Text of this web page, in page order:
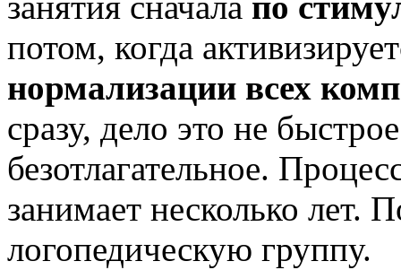
потом, когда
нормализации всех
сразу, дело это не
безотлагательное.
занимает несколько лет.
логопедическую группу.